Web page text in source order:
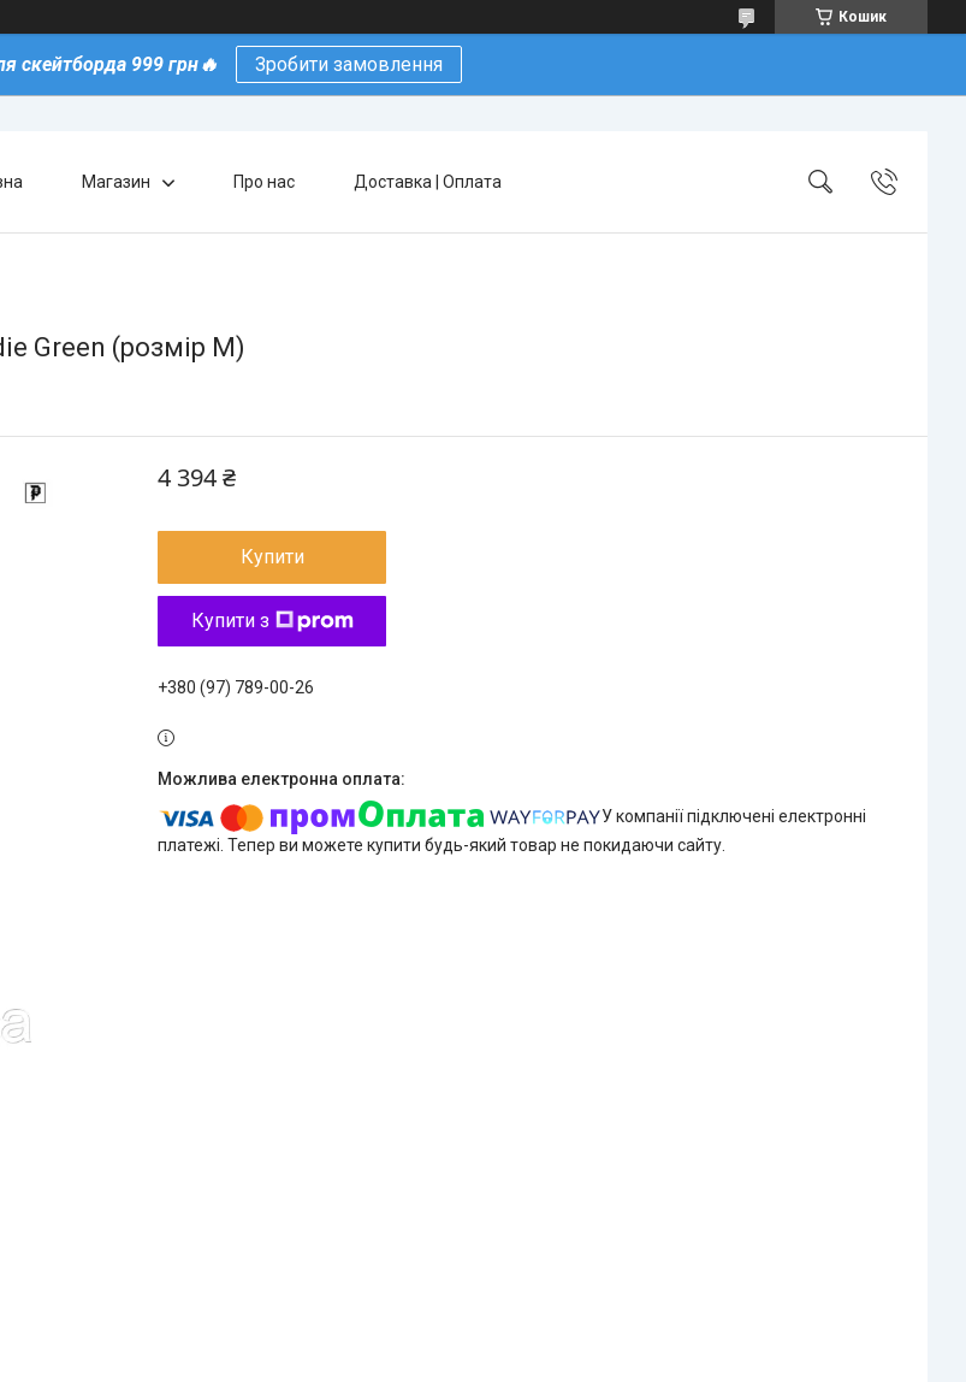
Кошик
скейтборда 999 грн🔥 Зробити замовлення
Магазин Про нас Доставка | Оплата
Green (розмір М)
4 394 ₴
Купити
Купити з
+380 (97) 789-00-26
У компанії підключені електронні
платежі. Тепер ви можете купити будь-який товар не покидаючи сайту.